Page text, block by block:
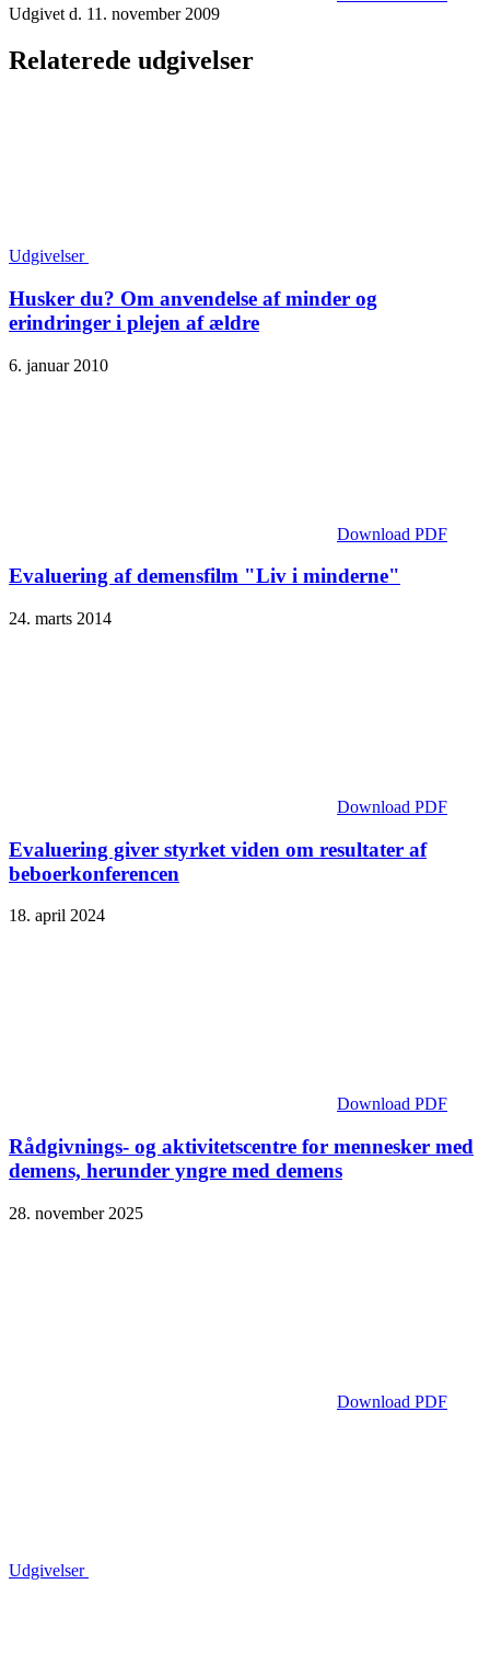
Udgivet d. 11. november 2009
Relaterede udgivelser
Udgivelser
Husker du? Om anvendelse af minder og
erindringer i plejen af ældre
6. januar 2010
Download PDF
Evaluering af demensfilm "Liv i minderne"
24. marts 2014
Download PDF
Evaluering giver styrket viden om resultater af
beboerkonferencen
18. april 2024
Download PDF
Rådgivnings- og aktivitetscentre for mennesker med
demens, herunder yngre med demens
28. november 2025
Download PDF
Udgivelser